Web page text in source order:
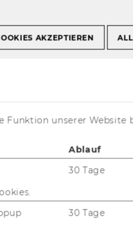
AKZEPTIEREN
Funktion unserer Website
Ablauf
30 Tage
30 Tage